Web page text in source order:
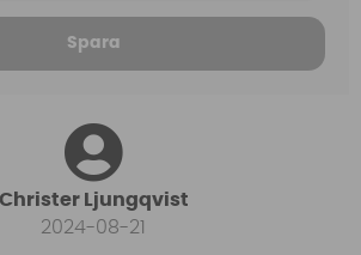
Spara
Christer Ljungqvist
2024-08-21